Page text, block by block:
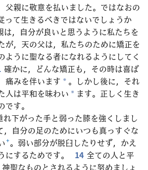
父親に敬意を払いました。ではなおの
って生きるべきではないでしょうか
は，自分が良いと思うように私たちを
が，天の父は，私たちのために矯正を
ように聖なる者になれるようにしてく
確かに，どんな矯正も，その時は喜ば
痛みを伴います * 。しかし後に，それ
人は平和を味わい * ます。正しく生き
す。
れ下がった手と弱った膝を強くしまし
，自分の足のためにいつも真っすぐな
+。弱い部分が脱臼したりせず，かえ
にするためです。
14 全ての人と平
神聖なものとされるように努めましょ